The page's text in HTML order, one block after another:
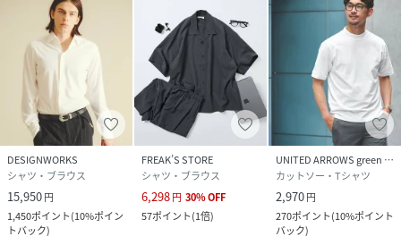
DESIGNWORKS
シャツ・ブラウス
15,950円
1,450ポイント(10%ポイン
トバック)
FREAK’S STORE
シャツ・ブラウス
6,298円 30%OFF
57ポイント(1倍)
UNITED ARROWS green label relaxing
カットソー・Tシャツ
2,970円
270ポイント(10%ポイント
バック)